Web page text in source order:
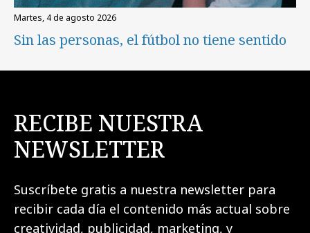
martes, 4 de agosto 2026
Sin las personas, el fútbol no tiene sentido
RECIBE NUESTRA
NEWSLETTER
Suscríbete gratis a nuestra newsletter para
recibir cada día el contenido más actual sobre
creatividad, publicidad, marketing, y